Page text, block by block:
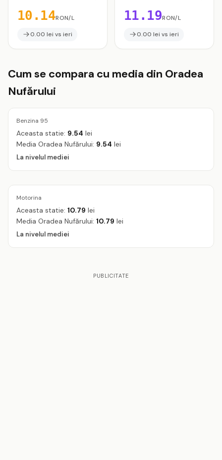
10.14RON/L
0.00 lei vs ieri
11.19RON/L
0.00 lei vs ieri
Cum se compara cu media din Oradea
Nufărului
Benzina 95
Aceasta statie: 9.54 lei
Media Oradea Nufărului: 9.54 lei
La nivelul mediei
Motorina
Aceasta statie: 10.79 lei
Media Oradea Nufărului: 10.79 lei
La nivelul mediei
PUBLICITATE